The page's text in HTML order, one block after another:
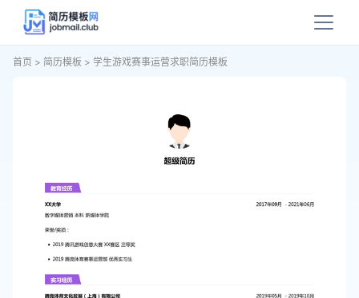
首页 > 简历模板 > 学生游戏赛事运营求职简历模板